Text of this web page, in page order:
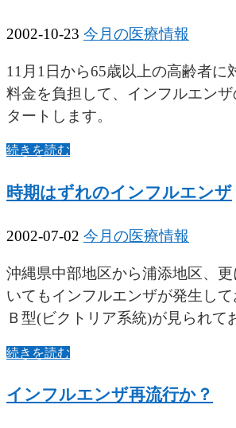
2002-10-23 今月の医療情報
11月1日から65歳以上の高齢者に
料金を負担して、インフルエン
タートします。
続きを読む
時期はずれのインフルエンザ
2002-07-02 今月の医療情報
沖縄県中部地区から浦添地区、
いてもインフルエンザが発生し
Ｂ型(ビクトリア系統)が見られて
続きを読む
インフルエンザ再流行か？